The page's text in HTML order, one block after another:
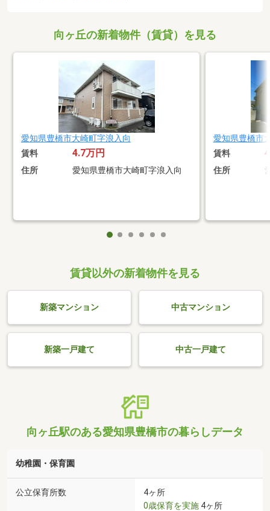
向ヶ丘の新着物件（賃貸）を見る
愛知県豊橋市大崎町字浪入向
賃料 4.7万円
住所 愛知県豊橋市大崎町字浪入向
愛知県豊橋市
賃料
住所
賃貸以外の新着物件を見る
新築マンション 中古マンション
新築一戸建て 中古一戸建て
向ヶ丘駅のある愛知県豊橋市の暮らしデータ
幼稚園・保育園
公立保育所数
4ヶ所
0歳保育を実施 4ヶ所